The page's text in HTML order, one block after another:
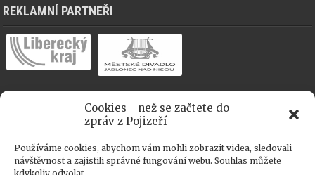
Cookies - než se začtete do
zpráv z Pojizeří
Používáme cookies, abychom vám mohli zobrazit videa, sledovali
návštěvnost a zajistili správné fungování webu. Souhlas můžete
REKLAMNÍ PARTNEŘI
MEDIÁLNÍ SPOLUPRÁCE